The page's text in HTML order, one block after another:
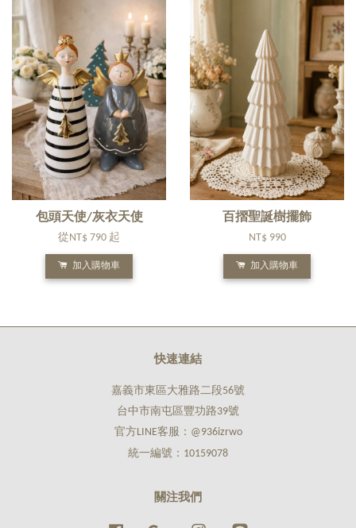
包頭天使/灰衣天使
從 NT$ 790 起
加入購物車
百摺聖誕樹擺飾
NT$ 990
加入購物車
快速連結
嘉義市東區大雅路二段56號
台中市南屯區豐功路39號
官方LINE客服：@936izrwo
統一編號：10159078
關注我們